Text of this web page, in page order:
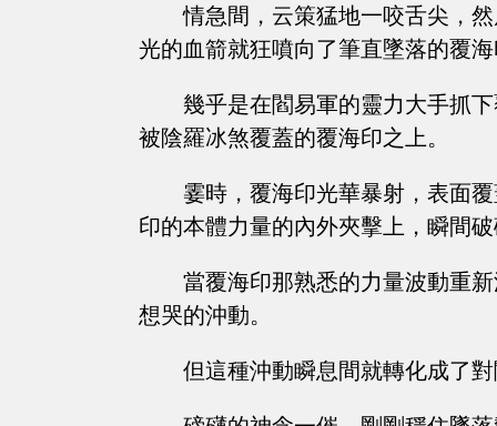
情急間，云策猛地一咬舌尖，
光的血箭就狂噴向了筆直墜落的覆
幾乎是在閻易軍的靈力大手抓
被陰羅冰煞覆蓋的覆海印之上。
霎時，覆海印光華暴射，表面
印的本體力量的內外夾擊上，瞬間
當覆海印那熟悉的力量波動重
想哭的沖動。
但這種沖動瞬息間就轉化成了